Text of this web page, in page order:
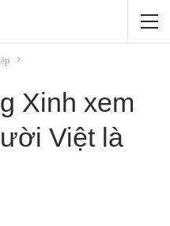
Xinh xem
Việt là